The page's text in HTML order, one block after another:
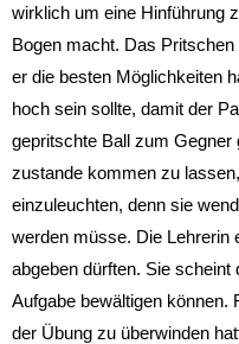
wirklich um eine Hinführung
Bogen macht. Das
er die besten Möglichkeiten
hoch sein sollte, damit der
gepritschte Ball zum Gegner
zustande kommen zu
einzuleuchten, denn sie
werden müsse. Die Lehrerin
abgeben dürften. Sie
Aufgabe bewältigen können.
der Übung zu überwinden